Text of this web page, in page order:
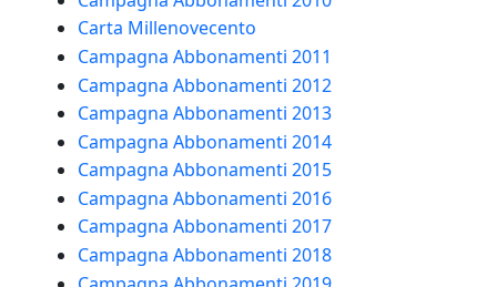
Carta Millenovecento
Campagna Abbonamenti 2011
Campagna Abbonamenti 2012
Campagna Abbonamenti 2013
Campagna Abbonamenti 2014
Campagna Abbonamenti 2015
Campagna Abbonamenti 2016
Campagna Abbonamenti 2017
Campagna Abbonamenti 2018